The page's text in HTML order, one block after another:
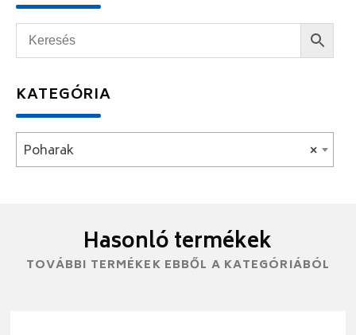
KATEGÓRIA
×
Poharak
Hasonló termékek
TOVÁBBI TERMÉKEK EBBŐL A KATEGÓRIÁBÓL